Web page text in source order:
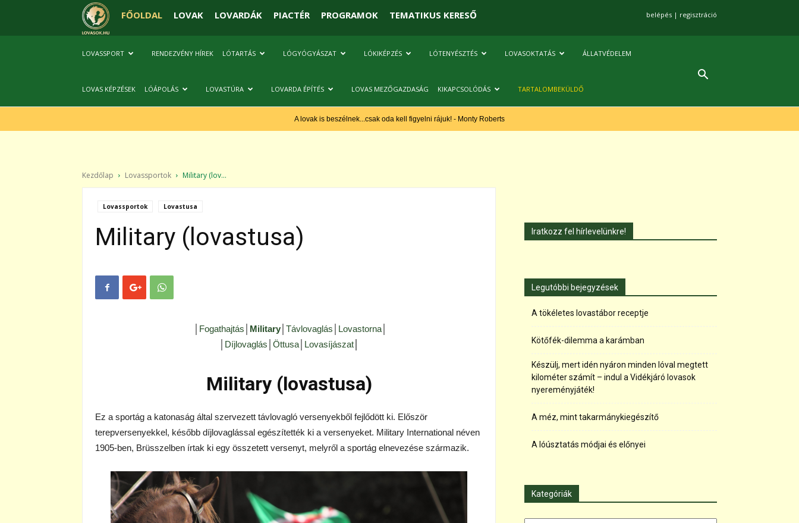
FŐOLDAL LOVAK LOVARDÁK PIACTÉR PROGRAMOK TEMATIKUS KERESŐ belépés | regisztráció
LOVASSPORT RENDEZVÉNY HÍREK LÓTARTÁS LÓGYÓGYÁSZAT LÓKIKÉPZÉS LÓTENYÉSZTÉS LOVASOKTATÁS ÁLLATVÉDELEM
LOVAS KÉPZÉSEK LÓÁPOLÁS LOVASTÚRA LOVARDA ÉPÍTÉS LOVAS MEZŐGAZDASÁG KIKAPCSOLÓDÁS TARTALOMBEKÜLDŐ
A lovak is beszélnek...csak oda kell figyelni rájuk! - Monty Roberts
Kezdőlap Lovassportok Military (lov...
Lovassportok Lovastusa
Military (lovastusa)
Fogathajtás Military│ Távlovaglás Lovastorna│
Díjlovaglás Öttusa│ Lovasíjászat│
Military (lovastusa)
Ez a sportág a katonaság által szervezett távlovagló versenyekből fejlődött ki. Először
terepversenyekkel, később díjlovaglással egészítették ki a versenyeket. Military International néven
1905-ben, Brüsszelben írtak ki egy összetett versenyt, melyről a sportág elnevezése származik.
Iratkozz fel hírlevelünkre!
Legutóbbi bejegyzések
A tökéletes lovastábor receptje
Kötőfék-dilemma a karámban
Készülj, mert idén nyáron minden lóval megtett
kilométer számít – indul a Vidékjáró lovasok
nyereményjáték!
A méz, mint takarmánykiegészítő
A lóúsztatás módjai és előnyei
Kategóriák
Kategóriák